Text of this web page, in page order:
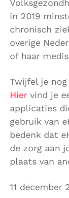
in 2019
chronisch
overige
of haar
Twijfel je
Hier vind je
applicaties
gebruik van
bedenk dat
de zorg aan
plaats van
11 december